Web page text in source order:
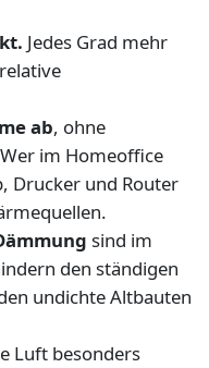
Jedes Grad mehr
ab, ohne
im Homeoffice
Drucker und Router
sind im
den ständigen
undichte Altbauten
Luft besonders